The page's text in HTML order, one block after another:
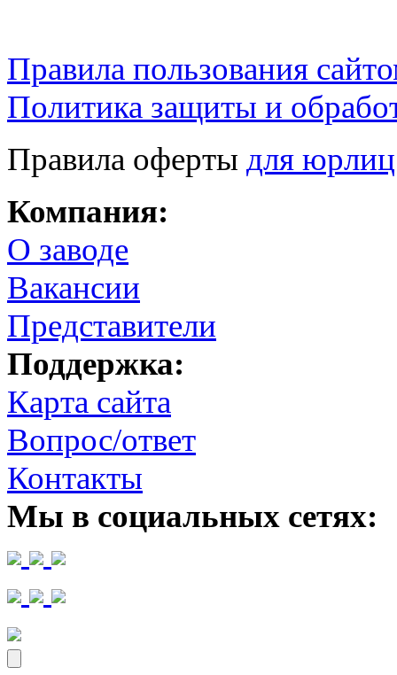
Правила пользования
Политика защиты и
Правила оферты для
Компания:
О заводе
Вакансии
Представители
Поддержка:
Карта сайта
Вопрос/ответ
Контакты
Мы в социальных сетях: